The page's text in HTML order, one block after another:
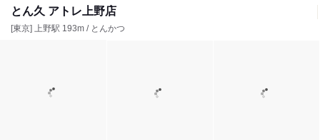
とん久 アトレ上野店
[東京] 上野駅 193m / とんかつ